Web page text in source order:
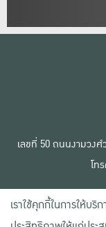
เลขที่ 50 ถนนงามวง
โท
เราใช้คุกกี้ในการให้บ